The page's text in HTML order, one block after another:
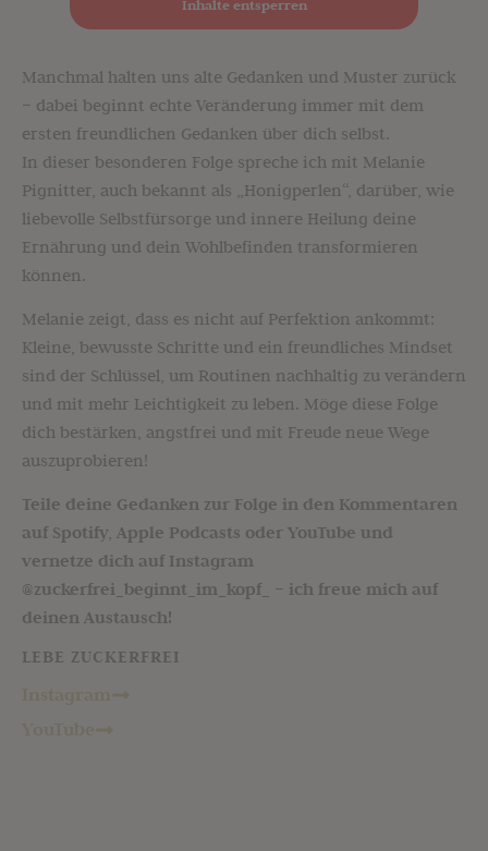
Inhalte entsperren
Manchmal halten uns alte Gedanken und Muster zurück
– dabei beginnt echte Veränderung immer mit dem
ersten freundlichen Gedanken über dich selbst.
In dieser besonderen Folge spreche ich mit Melanie
Pignitter, auch bekannt als „Honigperlen“, darüber, wie
liebevolle Selbstfürsorge und innere Heilung deine
Ernährung und dein Wohlbefinden transformieren
können.
Melanie zeigt, dass es nicht auf Perfektion ankommt:
Kleine, bewusste Schritte und ein freundliches Mindset
sind der Schlüssel, um Routinen nachhaltig zu verändern
und mit mehr Leichtigkeit zu leben. Möge diese Folge
dich bestärken, angstfrei und mit Freude neue Wege
auszuprobieren!
Teile deine Gedanken zur Folge in den Kommentaren
auf Spotify, Apple Podcasts oder YouTube und
vernetze dich auf Instagram
@zuckerfrei_beginnt_im_kopf_ – ich freue mich auf
deinen Austausch!
LEBE ZUCKERFREI
Instagram
YouTube